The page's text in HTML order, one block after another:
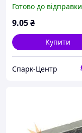
Готово до відправки
9.05₴
Купити
Спарк-Центр